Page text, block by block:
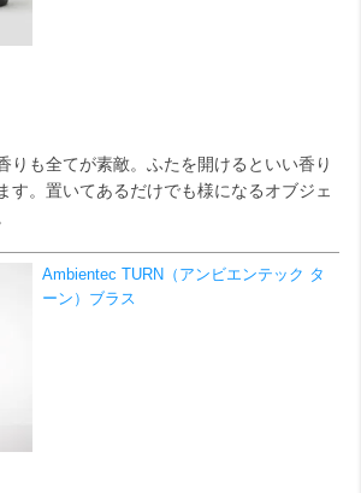
りも全てが素敵。ふたを開けるといい香り
す。置いてあるだけでも様になるオブジェ
Ambientec TURN（アンビエンテック タ
ーン）ブラス